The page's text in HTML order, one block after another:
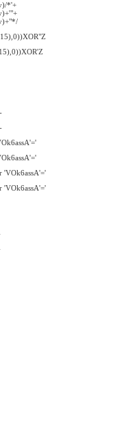
*'+
'VOk6assA'='
'VOk6assA'='